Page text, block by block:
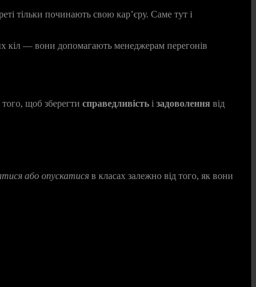
тільки починають свою кар’єру. Саме тут і
кіл — вони допомагають менеджерам перегонів
щоб зберегти справедливість і задоволення від
або опускатися в класах залежно від того, як вони